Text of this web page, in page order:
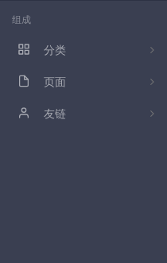
组成
分类
10
12
页面
GitHub (Part)
友链